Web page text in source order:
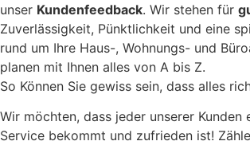
unser Kundenfeedback. Wir stehen für
Zuverlässigkeit, Pünktlichkeit und eine
rund um Ihre Haus-, Wohnungs- und
planen mit Ihnen alles von A bis Z.
So Können Sie gewiss sein, dass alles
Wir möchten, dass jeder unserer Kunden
Service bekommt und zufrieden ist!